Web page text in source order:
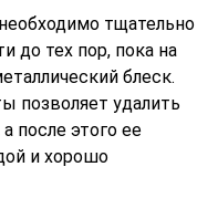
тщательно
до тех пор, пока на
блеск.
позволяет удалить
после этого ее
и хорошо